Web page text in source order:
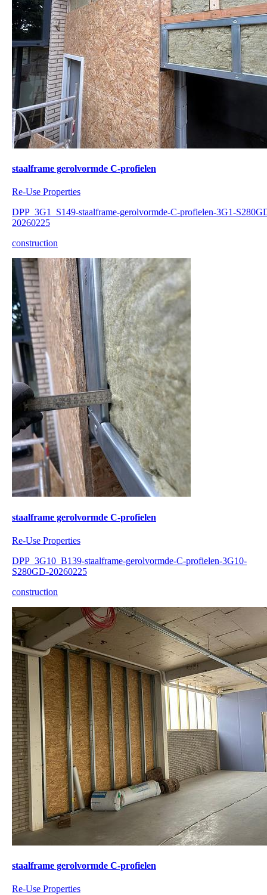
staalframe gerolvormde C-profielen
Re-Use Properties
DPP_3G1_S149-staalframe-gerolvormde-C-profielen-3G1-
20260225
construction
staalframe gerolvormde C-profielen
Re-Use Properties
DPP_3G10_B139-staalframe-gerolvormde-C-profielen-3G10-
S280GD-20260225
construction
staalframe gerolvormde C-profielen
Re-Use Properties